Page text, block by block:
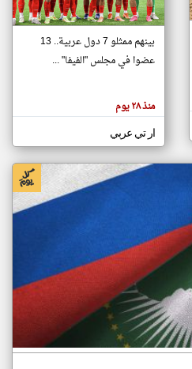
تغيير الدولة
اخبار جزر القمر على مدار الساعة
أهم اخبار جزر القمر العاجلة والمباشرة
بينهم ممثلو 7 دول عربية.. 13
عضوا في مجلس "الفيفا" ...
منذ ٢٨ يوم
ار تي عربي
klyoum.com